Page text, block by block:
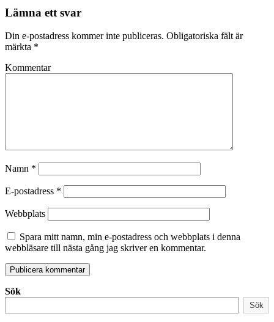
Lämna ett svar
Din e-postadress kommer inte publiceras. Obligatoriska fält är
märkta *
Kommentar
Namn *
E-postadress *
Webbplats
Spara mitt namn, min e-postadress och webbplats i denna
webbläsare till nästa gång jag skriver en kommentar.
Sök
Sök